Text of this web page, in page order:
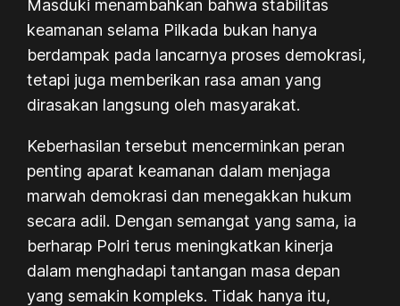
Masduki menambahkan bahwa stabilitas
keamanan selama Pilkada bukan hanya
berdampak pada lancarnya proses demokrasi,
tetapi juga memberikan rasa aman yang
dirasakan langsung oleh masyarakat.
Keberhasilan tersebut mencerminkan peran
penting aparat keamanan dalam menjaga
marwah demokrasi dan menegakkan hukum
secara adil. Dengan semangat yang sama, ia
berharap Polri terus meningkatkan kinerja
dalam menghadapi tantangan masa depan
yang semakin kompleks. Tidak hanya itu,